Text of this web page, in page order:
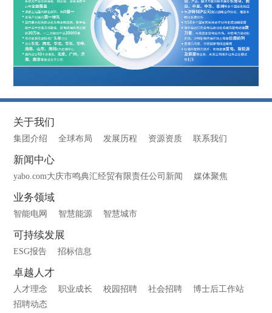
关于我们
集团介绍 全球布局 发展历程 资源资质 联系我们
新闻中心
yabo.com大庆市鸣典汇经贸有限责任公司新闻 媒体聚焦
业务领域
智能电网 智慧能源 智慧城市
可持续发展
ESG报告 招标信息
卓越人才
人才理念 职业成长 校园招聘 社会招聘
博士后工作站
招聘动态